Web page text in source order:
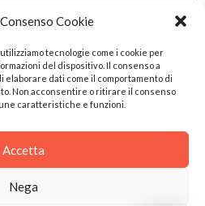
Cookie
tecnologie come i cookie per
del dispositivo. Il consenso a
dati come il comportamento di
Non acconsentire o ritirare il consenso
caratteristiche e funzioni.
Accetta
Nega
questo sito.
aver letto laprivacy policy